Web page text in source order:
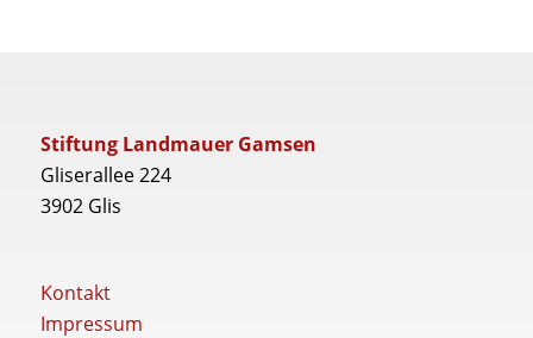
Stiftung Landmauer Gamsen
Gliserallee 224
3902 Glis
Kontakt
Impressum